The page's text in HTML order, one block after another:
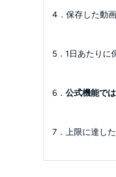
4．保存した動
5．1日あたりに
6． 公式機能で
7．上限に達し